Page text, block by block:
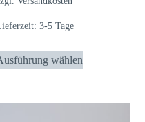
3-5 Tage
wählen
Dieses
Produkt
mehrere